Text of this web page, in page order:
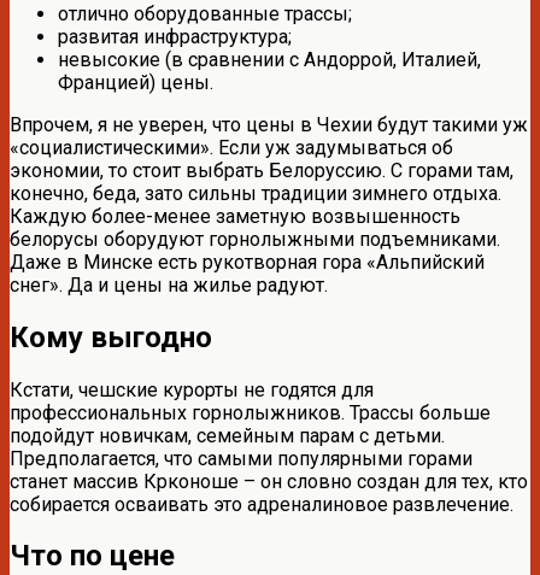
отлично оборудованные трассы;
развитая инфраструктура;
невысокие (в сравнении с Андоррой, Италией,
Францией) цены.
Впрочем, я не уверен, что цены в Чехии будут такими уж
«социалистическими». Если уж задумываться об
экономии, то стоит выбрать Белоруссию. С горами там,
конечно, беда, зато сильны традиции зимнего отдыха.
Каждую более-менее заметную возвышенность
белорусы оборудуют горнолыжными подъемниками.
Даже в Минске есть рукотворная гора «Альпийский
снег». Да и цены на жилье радуют.
Кому выгодно
Кстати, чешские курорты не годятся для
профессиональных горнолыжников. Трассы больше
подойдут новичкам, семейным парам с детьми.
Предполагается, что самыми популярными горами
станет массив Крконоше – он словно создан для тех, кто
собирается осваивать это адреналиновое развлечение.
Что по цене